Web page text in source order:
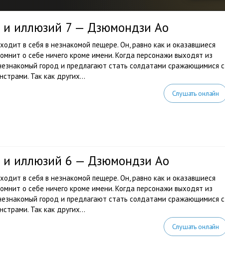
и иллюзий 7 — Дзюмондзи Ао
в себя в незнакомой пещере. Он, равно как и оказавшиеся
о себе ничего кроме имени. Когда персонажи выходят из
город и предлагают стать солдатами сражающимися с
Так как других...
Слушать онлайн
и иллюзий 6 — Дзюмондзи Ао
в себя в незнакомой пещере. Он, равно как и оказавшиеся
о себе ничего кроме имени. Когда персонажи выходят из
город и предлагают стать солдатами сражающимися с
Так как других...
Слушать онлайн